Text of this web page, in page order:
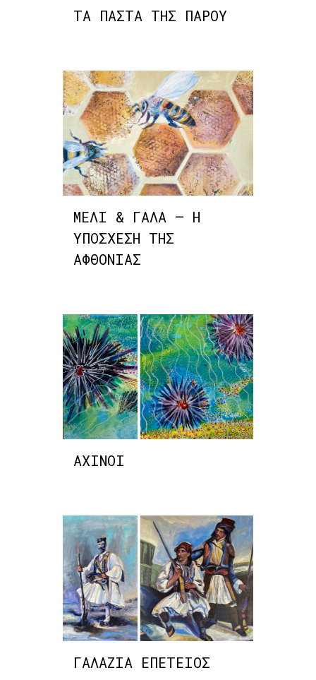
ΤΑ ΠΑΣΤΑ ΤΗΣ ΠΑΡΟΥ
ΜΕΛΙ & ΓΑΛΑ – Η
ΥΠΟΣΧΕΣΗ ΤΗΣ
ΑΦΘΟΝΙΑΣ
ΑΧΙΝΟΙ
ΓΑΛΑΖΙΑ ΕΠΕΤΕΙΟΣ